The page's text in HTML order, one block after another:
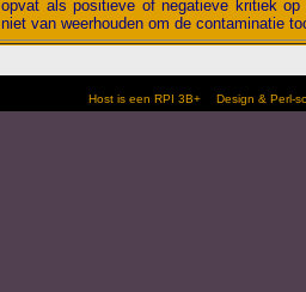
opvat als positieve of negatieve kritiek
niet van weerhouden om de contaminatie
Host is een RPI 3B+ Design &